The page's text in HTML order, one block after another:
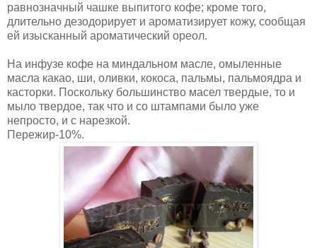
равнозначный чашке выпитого кофе; кроме того,
длительно дезодорирует и ароматизирует кожу, сообщая
ей изысканный ароматический ореол.
На инфузе кофе на миндальном масле, омыленные
масла какао, ши, оливки, кокоса, пальмы, пальмоядра и
касторки. Поскольку большинство масел твердые, то и
мыло твердое, так что и со штампами было уже
непросто, и с нарезкой.
Пережир-10%.